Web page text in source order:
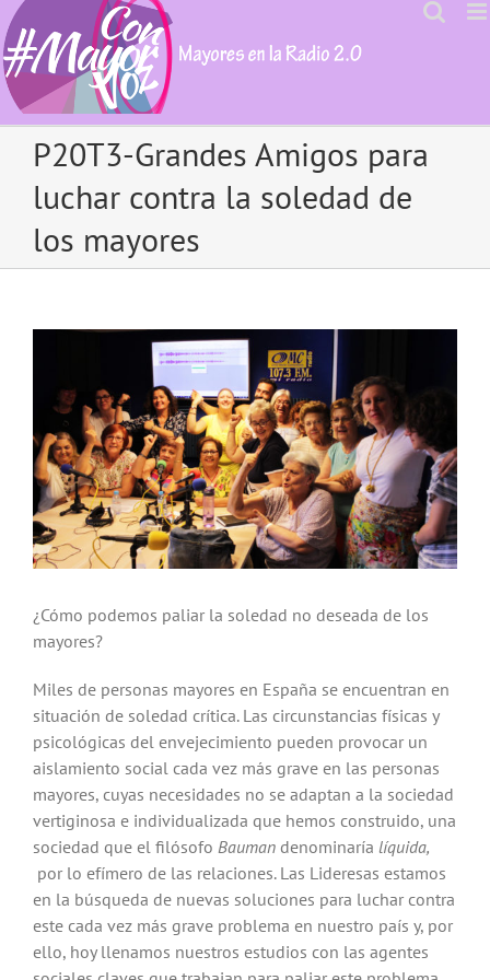
Skip
to
content
P20T3-Grandes Amigos para
luchar contra la soledad de
los mayores
Image
¿Cómo podemos paliar la soledad no deseada de los
mayores?
Miles de personas mayores en España se encuentran en
situación de soledad crítica. Las circunstancias físicas y
psicológicas del envejecimiento pueden provocar un
aislamiento social cada vez más grave en las personas
mayores, cuyas necesidades no se adaptan a la sociedad
vertiginosa e individualizada que hemos construido, una
sociedad que el filósofo Bauman denominaría líquida,
por lo efímero de las relaciones. Las Lideresas estamos
en la búsqueda de nuevas soluciones para luchar contra
este cada vez más grave problema en nuestro país y, por
ello, hoy llenamos nuestros estudios con las agentes